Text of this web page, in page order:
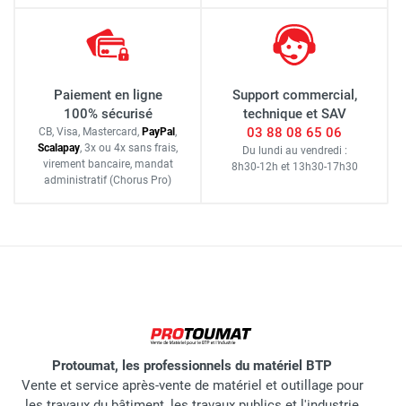
Paiement en ligne
100% sécurisé
CB, Visa, Mastercard, PayPal,
Scalapay, 3x ou 4x sans frais,
virement bancaire, mandat
administratif (Chorus Pro)
Support commercial,
technique et SAV
03 88 08 65 06
Du lundi au vendredi :
8h30-12h et 13h30-17h30
Protoumat, les professionnels du matériel BTP
Vente et service après-vente de matériel et outillage pour